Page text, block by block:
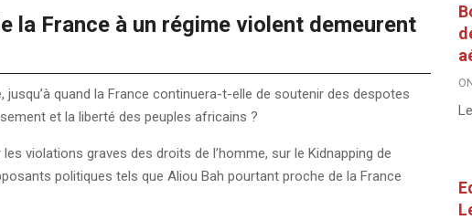
la France à un régime violent demeurent
quand la France continuera-t-elle de soutenir des despotes
et la liberté des peuples africains ?
violations graves des droits de l’homme, sur le Kidnapping de
politiques tels que Aliou Bah pourtant proche de la France